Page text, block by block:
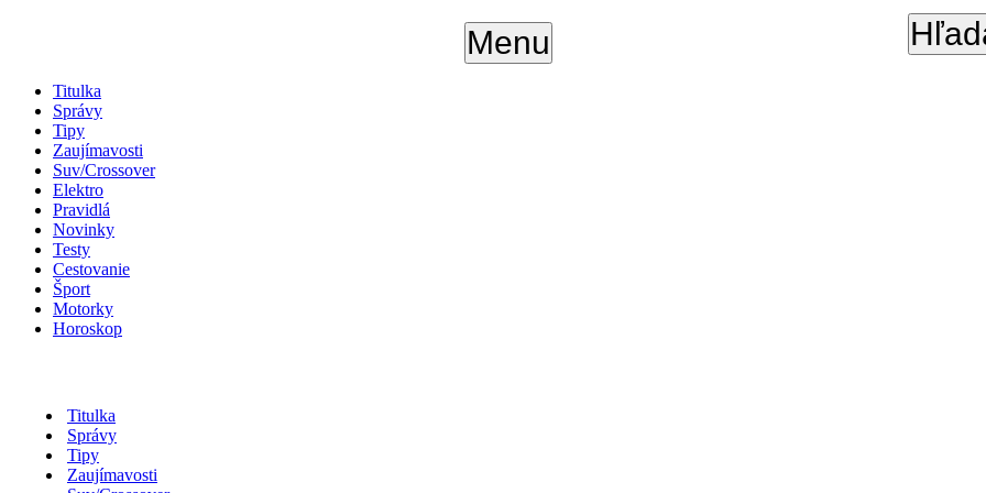
Menu
Titulka
Správy
Tipy
Zaujímavosti
Suv/Crossover
Elektro
Pravidlá
Novinky
Testy
Cestovanie
Šport
Motorky
Horoskop
Titulka
Správy
Tipy
Zaujímavosti